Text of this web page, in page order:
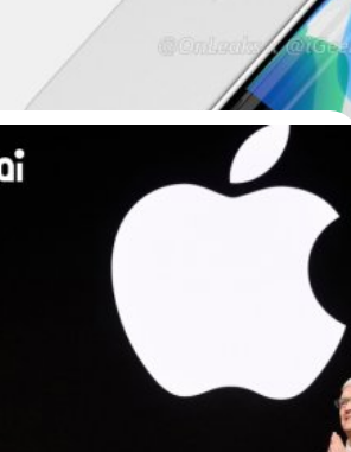
านว่า ปัญหาการแพร่ระบาดของไวรัส
ไม่สามารถผลิต iPhone 9 และ iPad Pro
นดการเดิม รวมถึง iPhone รุ่นปัจจุบันอย่าง
าดสต็อกลากยาวไปจนถึงช่วงเดือนเมษายน
นว่า Apple ยังคงเลือกที่จะเปิดตัว iPhone
มีนาคม โดยแผนการเดิม บริษัทจะเริ่มต้น
ในปลายเดือนกุมภาพันธ์ แต่เนื่องจาก
ริษัทต้องเลื่อนออกไปเป็นช่วงเดือนมีนาคม
รเพิ่มขึ้นอีก Bloomberg ยังรายงานเพิ่ม
Pro มีกำหนดการวางจำหน่ายในช่วงต้นปี
การแพร่ระบาดของไวรัสโคโรนาก็อาจทำให้
วางจำหน่ายออกไปเช่นเดียวกัน iPhone
ชื่อเรียกอย่างไม่เป็นทางการว่า iPhone…
ตรียมจัด Special Event 31
ปิดตัว iPhone 9 3 เมษายนนี้
เปิดเผยว่างาน Special Event ดังกล่าวอาจ
31 มีนาคมนี้ และเปิดตัว iPhone 9 (หรือ